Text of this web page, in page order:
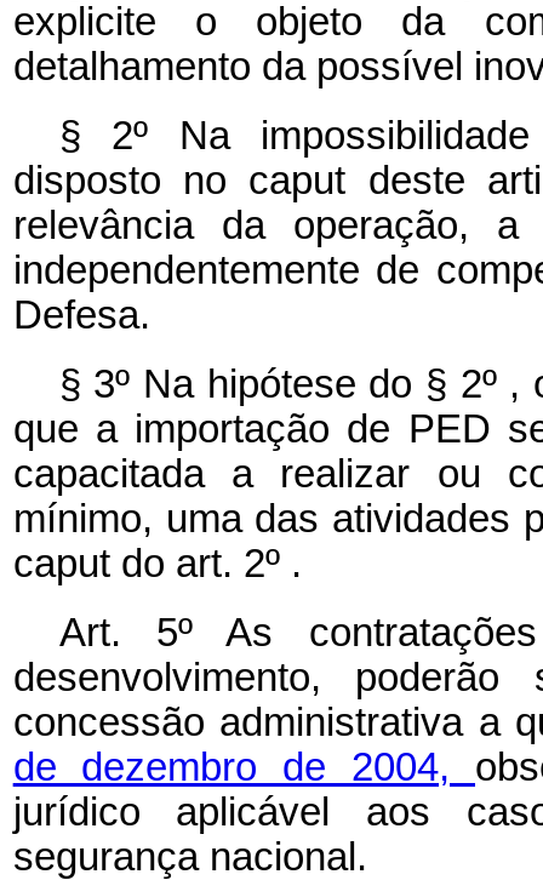
explicite o objeto da
detalhamento da possível
§ 2º Na
disposto no caput deste
relevância da operação, a
independentemente de
Defesa.
§ 3º Na hipótese do § 2º
que a importação de PED
capacitada a realizar ou
mínimo, uma das atividades
caput do art. 2º .
Art. 5º As
desenvolvimento,
concessão administrativa a
de dezembro de 2004,
jurídico aplicável aos
segurança nacional.